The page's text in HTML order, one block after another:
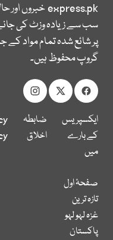
express.pkخبروں اور
سب سے زیادہ وزٹ کی
پر شائع شدہ تمام مواد
گروپ محفوظ ہیں۔
ایکسپریس
کے بارے
میں
ضابطہ
اخلاق
صفحۂ اول
تازہ ترین
غزہ لہو لہو
پاکستان